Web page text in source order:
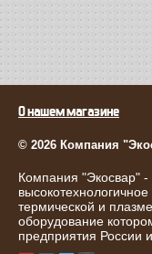
О нашем магазине
© 2026 Компания
Компания "Экосвар" -
термической и
оборудование
предприятия России